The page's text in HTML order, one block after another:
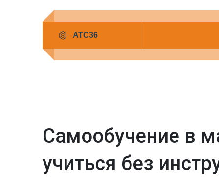
Самообучение в
учиться без